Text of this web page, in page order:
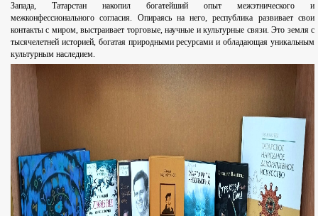
Запада, Татарстан накопил богатейший опыт межэтнического и
межконфессионального согласия. Опираясь на него, республика развивает свои
контакты с миром, выстраивает торговые, научные и культурные связи. Это земля с
тысячелетней историей, богатая природными ресурсами и обладающая уникальным
культурным наследием.